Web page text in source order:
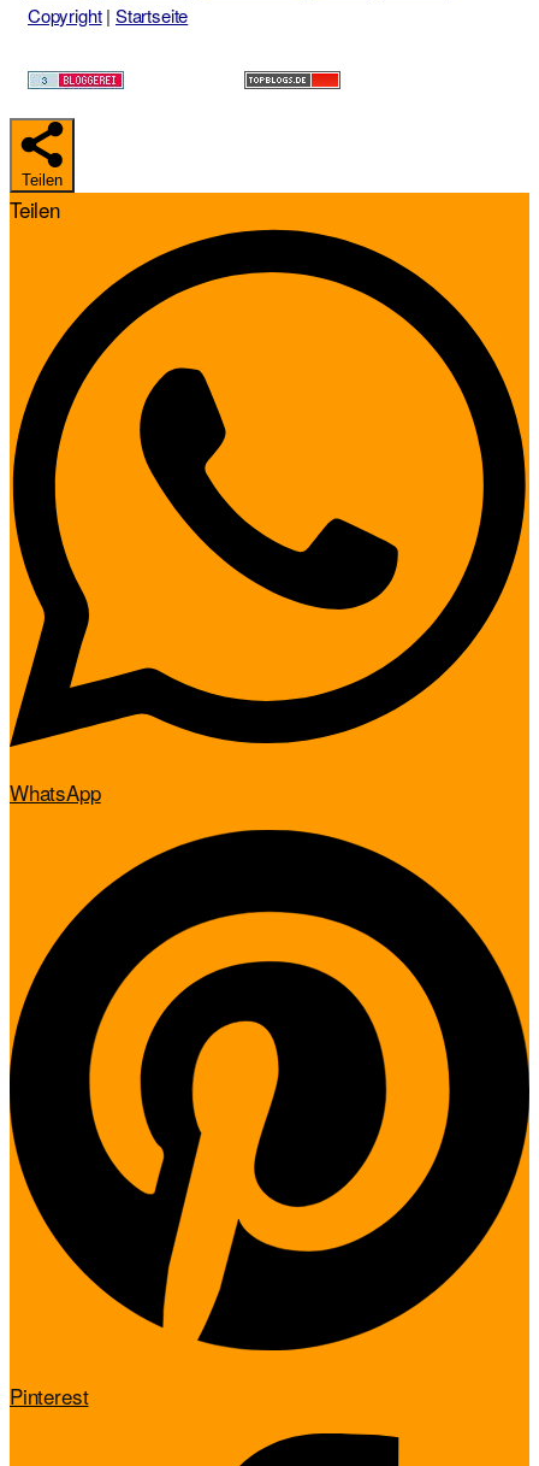
Copyright| Startseite
Teilen
Teilen
WhatsApp
Pinterest